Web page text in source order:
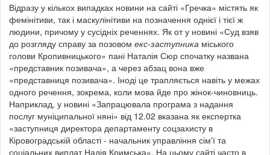
Відразу у кількох випадках новини на сайті «Гречка» містять як
фемінітиви, так і маскулінітиви на позначення однієї і тієї ж
людини, причому у сусідніх реченнях. Як от у новині «Суд взяв
до розгляду справу за позовом екс-заступника міського
голови Кропивницького» пані Наталія Сюр спочатку названа
«представник позивача», а через абзац вона вже
«представниця позивача». Іноді це трапляється навіть у межах
одного речення, зокрема, коли мова йде про жінок-чиновниць.
Наприклад, у новині «Запрацювала програма з надання
послуг муніципальної няні» від 12.02 вказана як експертка
«заступниця директора департаменту соцзахисту в
Кіровоградській області - начальник управління сім'ї та
соціальних виплат Надія Кримська». На цьому сайті часто в